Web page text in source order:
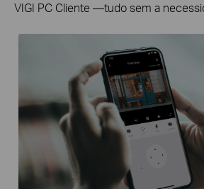
VIGI PC Cliente —tudo sem a